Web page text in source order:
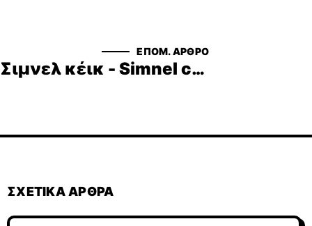
ΕΠΟΜ. ΆΡΘΡΟ
Σιμνελ κέικ - Simnel cake
ΣΧΕΤΙΚΆ ΆΡΘΡΑ